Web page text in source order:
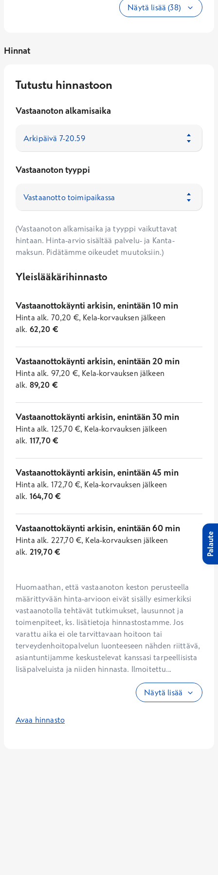
Näytä lisää (38)
Hinnat
Tutustu hinnastoon
Vastaanoton alkamisaika
Vastaanoton tyyppi
(Vastaanoton alkamisaika ja tyyppi vaikuttavat
hintaan. Hinta-arvio sisältää palvelu- ja Kanta-
maksun. Pidätämme oikeudet muutoksiin.)
Yleislääkärihinnasto
Vastaanottokäynti arkisin, enintään 10 min
Hinta alk. 70,20 €, Kela-korvauksen jälkeen
alk. 62,20 €
Vastaanottokäynti arkisin, enintään 20 min
Hinta alk. 97,20 €, Kela-korvauksen jälkeen
alk. 89,20 €
Vastaanottokäynti arkisin, enintään 30 min
Hinta alk. 125,70 €, Kela-korvauksen jälkeen
alk. 117,70€
Vastaanottokäynti arkisin, enintään 45 min
Hinta alk. 172,70 €, Kela-korvauksen jälkeen
alk. 164,70€
Vastaanottokäynti arkisin, enintään 60 min
Hinta alk. 227,70 €, Kela-korvauksen jälkeen
alk. 219,70€
Huomaathan, että vastaanoton keston perusteella
määrittyvään hinta-arvioon eivät sisälly esimerkiksi
vastaanotolla tehtävät tutkimukset, lausunnot ja
toimenpiteet, ks. lisätietoja hinnastostamme. Jos
varattu aika ei ole tarvittavaan hoitoon tai
terveydenhoitopalvelun luonteeseen nähden riittävä,
asiantuntijamme keskustelevat kanssasi tarpeellisista
lisäpalveluista ja niiden hinnasta. Ilmoitettu...
Näytä lisää
Avaa hinnasto
Palaute